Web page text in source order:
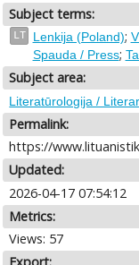
Subject terms:
LT Lenkija (Poland);
Spauda / Press;
Subject area:
Literatūrologija /
Permalink:
https://
Updated:
2026-04-17 07:54:12
Metrics:
Views: 57